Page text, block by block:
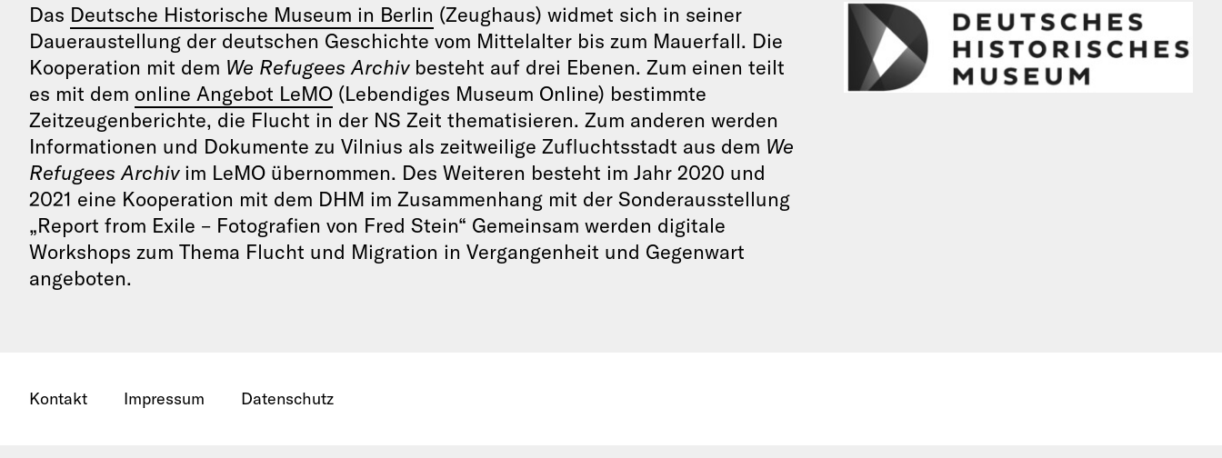
Das Deutsche Historische Museum in Berlin (Zeughaus) widmet sich in seiner
Daueraustellung der deutschen Geschichte vom Mittelalter bis zum Mauerfall. Die
Kooperation mit dem We Refugees Archivbesteht auf drei Ebenen. Zum einen teilt
es mit dem online Angebot LeMO (Lebendiges Museum Online) bestimmte
Zeitzeugenberichte, die Flucht in der NS Zeit thematisieren. Zum anderen werden
Informationen und Dokumente zu Vilnius als zeitweilige Zufluchtsstadt aus dem We
Refugees Archivim LeMO übernommen. Des Weiteren besteht im Jahr 2020 und
2021 eine Kooperation mit dem DHM im Zusammenhang mit der Sonderausstellung
„Report from Exile – Fotografien von Fred Stein“ Gemeinsam werden digitale
Workshops zum Thema Flucht und Migration in Vergangenheit und Gegenwart
angeboten.
Kontakt Impressum Datenschutz